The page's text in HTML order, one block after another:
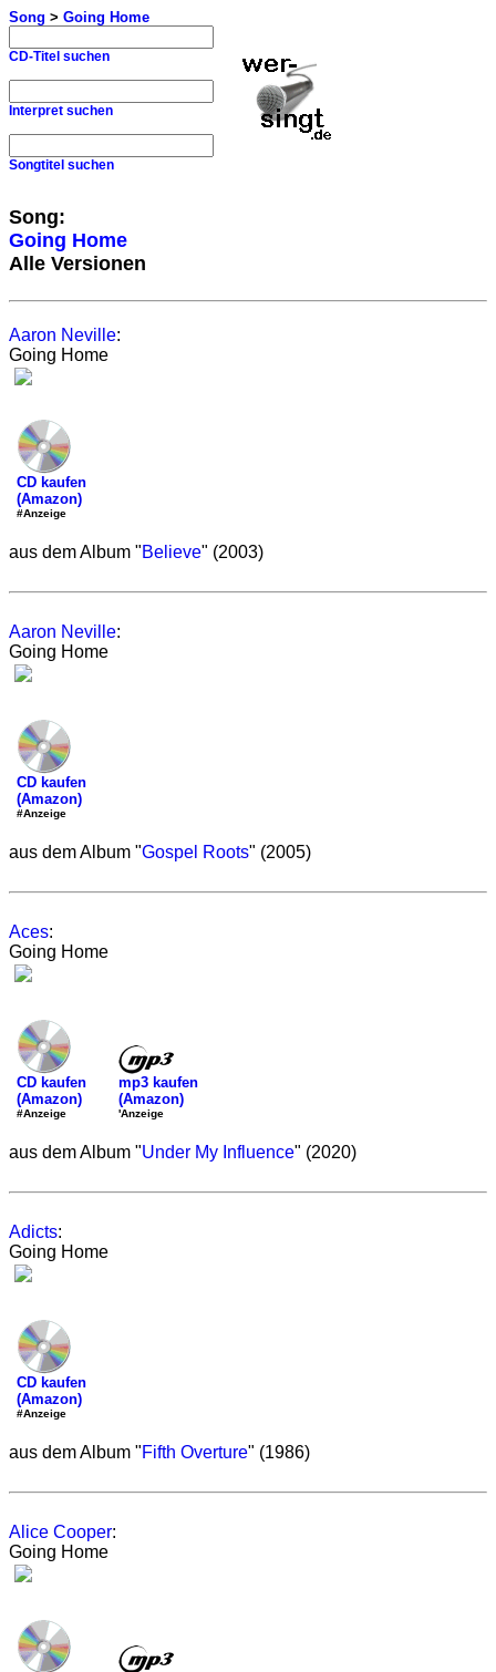
Song > Going Home
CD-Titel suchen
Interpret suchen
Songtitel suchen
Song:
Going Home
Alle Versionen
Aaron Neville:
Going Home
CD kaufen
(Amazon)
#Anzeige
aus dem Album "Believe" (2003)
Aaron Neville:
Going Home
CD kaufen
(Amazon)
#Anzeige
aus dem Album "Gospel Roots" (2005)
Aces:
Going Home
CD kaufen
(Amazon)
#Anzeige
mp3 kaufen
(Amazon)
'Anzeige
aus dem Album "Under My Influence" (2020)
Adicts:
Going Home
CD kaufen
(Amazon)
#Anzeige
aus dem Album "Fifth Overture" (1986)
Alice Cooper:
Going Home